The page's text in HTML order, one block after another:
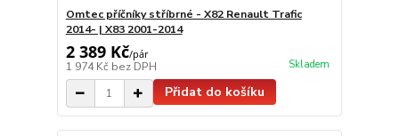
Omtec příčníky stříbrné - X82 Renault Trafic
2014- | X83 2001-2014
2 389 Kč/pár
1 974 Kč bez DPH Skladem
Přidat do košíku